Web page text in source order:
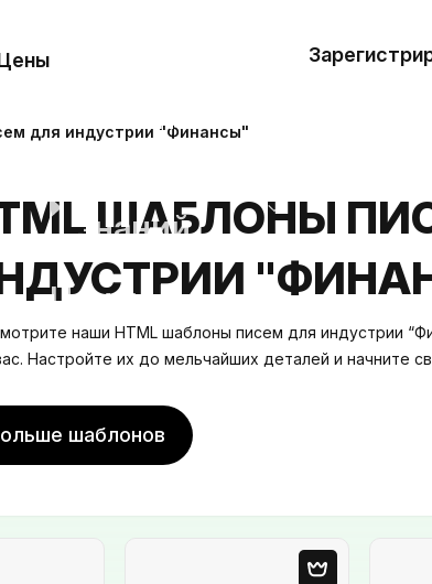
Шаблоны
знаний
Цены
для индустрии "Финансы"
ШАБЛОНЫ
наши HTML шаблоны писем для индустрии
Настройте их до мельчайших деталей и начните
шаблонов